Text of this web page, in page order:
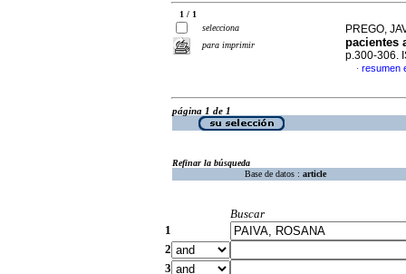
1 / 1
selecciona
para imprimir
PREGO,
pacientes
p.300-306.
· resumen
página 1 de 1
Refinar la búsqueda
Base de datos : article
Buscar
1
2
3